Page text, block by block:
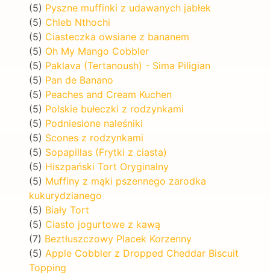
(5) Pyszne muffinki z udawanych jabłek
(5) Chleb Nthochi
(5) Ciasteczka owsiane z bananem
(5) Oh My Mango Cobbler
(5) Paklava (Tertanoush) - Sima Piligian
(5) Pan de Banano
(5) Peaches and Cream Kuchen
(5) Polskie bułeczki z rodzynkami
(5) Podniesione naleśniki
(5) Scones z rodzynkami
(5) Sopapillas (Frytki z ciasta)
(5) Hiszpański Tort Oryginalny
(5) Muffiny z mąki pszennego zarodka
kukurydzianego
(5) Biały Tort
(5) Ciasto jogurtowe z kawą
(7) Beztłuszczowy Placek Korzenny
(5) Apple Cobbler z Dropped Cheddar Biscuit
Topping